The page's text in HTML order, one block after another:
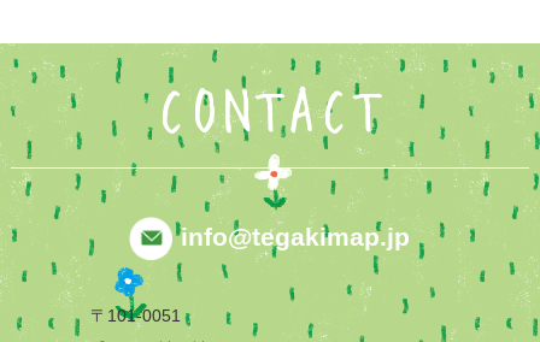
CONTACT
info@tegakimap.jp
〒101-0051